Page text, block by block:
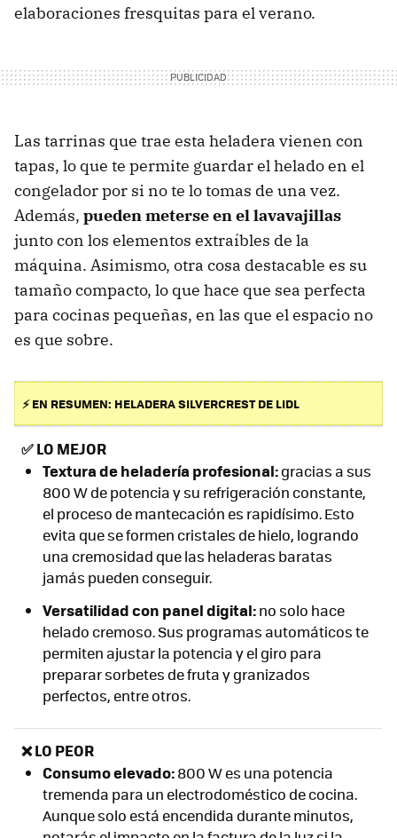
elaboraciones fresquitas para el verano.
Las tarrinas que trae esta heladera vienen con
tapas, lo que te permite guardar el helado en el
congelador por si no te lo tomas de una vez.
Además, pueden meterse en el lavavajillas
junto con los elementos extraíbles de la
máquina. Asimismo, otra cosa destacable es su
tamaño compacto, lo que hace que sea perfecta
para cocinas pequeñas, en las que el espacio no
es que sobre.
⚡ EN RESUMEN: HELADERA SILVERCREST DE LIDL
✅LO MEJOR
Textura de heladería profesional:gracias a sus
800 W de potencia y su refrigeración constante,
el proceso de mantecación es rapidísimo. Esto
evita que se formen cristales de hielo, logrando
una cremosidad que las heladeras baratas
jamás pueden conseguir.
Versatilidad con panel digital:no solo hace
helado cremoso. Sus programas automáticos te
permiten ajustar la potencia y el giro para
preparar sorbetes de fruta y granizados
perfectos, entre otros.
❌ LO PEOR
Consumo elevado:800 W es una potencia
tremenda para un electrodoméstico de cocina.
Aunque solo está encendida durante minutos,